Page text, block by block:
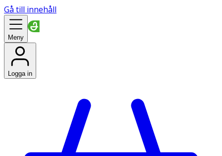
Gå till innehåll
Meny
Logga in